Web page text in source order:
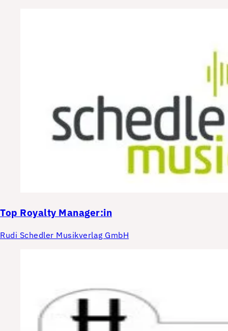
Top Royalty Manager:in
Rudi Schedler Musikverlag GmbH